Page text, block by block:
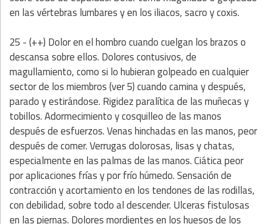
en las vértebras lumbares y en los iliacos, sacro y coxis.
25 - (++) Dolor en el hombro cuando cuelgan los brazos o
descansa sobre ellos. Dolores contusivos, de
magullamiento, como si lo hubieran golpeado en cualquier
sector de los miembros (ver 5) cuando camina y después,
parado y estirándose. Rigidez paralítica de las muñecas y
tobillos. Adormecimiento y cosquilleo de las manos
después de esfuerzos. Venas hinchadas en las manos, peor
después de comer. Verrugas dolorosas, lisas y chatas,
especialmente en las palmas de las manos. Ciática peor
por aplicaciones frías y por frío húmedo. Sensación de
contracción y acortamiento en los tendones de las rodillas,
con debilidad, sobre todo al descender. Ulceras fistulosas
en las piernas. Dolores mordientes en los huesos de los